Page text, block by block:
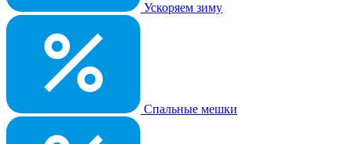
Ускоряем зиму
Спальные мешки